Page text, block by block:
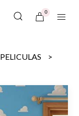
0
PELICULAS